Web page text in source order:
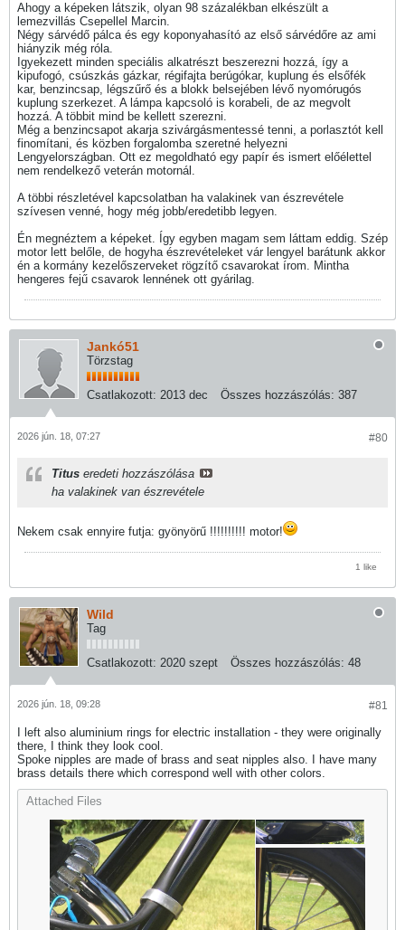
Ahogy a képeken látszik, olyan 98 százalékban elkészült a
lemezvillás Csepellel Marcin.
Négy sárvédő pálca és egy koponyahasító az első sárvédőre az ami
hiányzik még róla.
Igyekezett minden speciális alkatrészt beszerezni hozzá, így a
kipufogó, csúszkás gázkar, régifajta berúgókar, kuplung és elsőfék
kar, benzincsap, légszűrő és a blokk belsejében lévő nyomórugós
kuplung szerkezet. A lámpa kapcsoló is korabeli, de az megvolt
hozzá. A többit mind be kellett szerezni.
Még a benzincsapot akarja szivárgásmentessé tenni, a porlasztót kell
finomítani, és közben forgalomba szeretné helyezni
Lengyelországban. Ott ez megoldható egy papír és ismert előélettel
nem rendelkező veterán motornál.
A többi részletével kapcsolatban ha valakinek van észrevétele
szívesen venné, hogy még jobb/eredetibb legyen.
Én megnéztem a képeket. Így egyben magam sem láttam eddig. Szép
motor lett belőle, de hogyha észrevételeket vár lengyel barátunk akkor
én a kormány kezelőszerveket rögzítő csavarokat írom. Mintha
hengeres fejű csavarok lennének ott gyárilag.
Jankó51
Törzstag
Csatlakozott: 2013 dec Összes hozzászólás: 387
#80
2026 jún. 18, 07:27
Titus eredeti hozzászólása
ha valakinek van észrevétele
Nekem csak ennyire futja: gyönyörű !!!!!!!!!! motor!
1 like
Wild
Tag
Csatlakozott: 2020 szept Összes hozzászólás: 48
#81
2026 jún. 18, 09:28
I left also aluminium rings for electric installation - they were originally
there, I think they look cool.
Spoke nipples are made of brass and seat nipples also. I have many
brass details there which correspond well with other colors.
Attached Files